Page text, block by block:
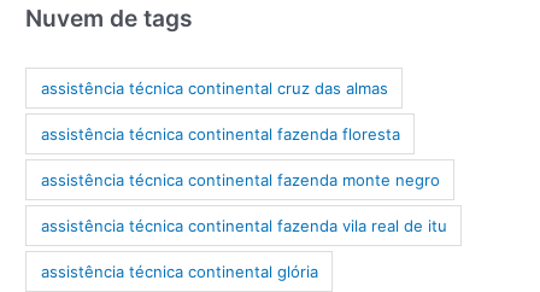
Nuvem de tags
assistência técnica continental cruz das almas
assistência técnica continental fazenda floresta
assistência técnica continental fazenda monte negro
assistência técnica continental fazenda vila real de itu
assistência técnica continental glória